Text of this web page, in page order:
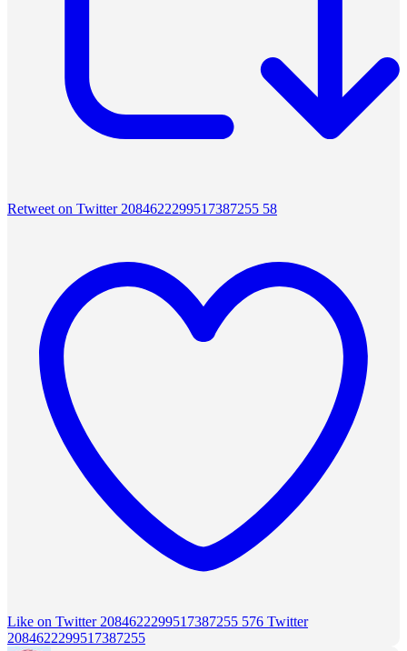
Retweet on Twitter 2084622299517387255 58
Like on Twitter 2084622299517387255 576 Twitter
2084622299517387255